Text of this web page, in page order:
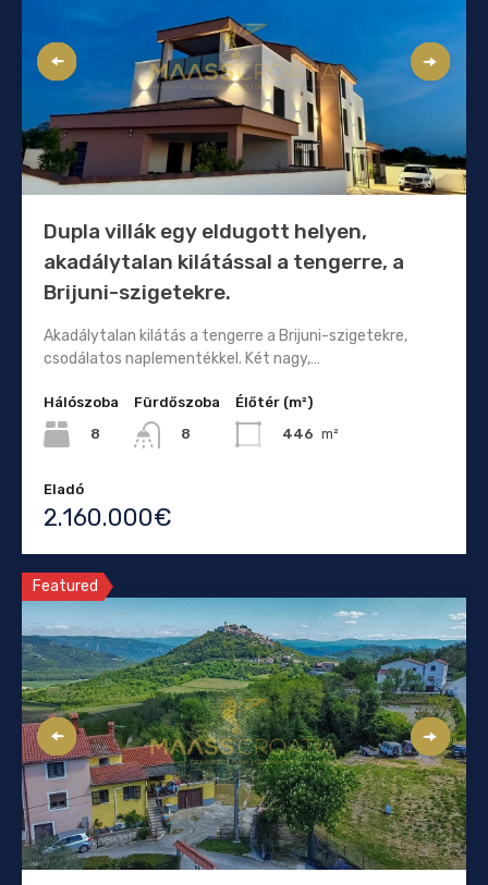
Dupla villák egy eldugott helyen,
akadálytalan kilátással a tengerre, a
Brijuni-szigetekre.
Akadálytalan kilátás a tengerre a Brijuni-szigetekre,
csodálatos naplementékkel. Két nagy,…
Hálószoba
8
Fürdőszoba
8
Élőtér (m²)
446 m²
Eladó
2.160.000€
Featured